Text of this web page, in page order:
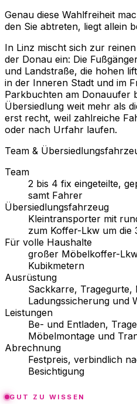
Genau diese Wahlfreiheit
den Sie abtreten, liegt allein
In Linz mischt sich zur
der Donau ein: Die
und Landstraße, die hohen
in der Inneren Stadt und im
Parkbuchten am Donauufer
Übersiedlung weit mehr als
erst recht, weil zahlreiche
oder nach Urfahr laufen.
Team &
Team
2 bis 4 fix eingeteilte,
samt Fahrer
Übersiedlungsfahrzeug
Kleintransporter mit
zum Koffer-Lkw um die
Für volle Haushalte
großer Möbelkoffer-
Kubikmetern
Ausrüstung
Sackkarre, Tragegurte,
Ladungssicherung und
Leistungen
Be- und Entladen,
Möbelmontage und
Abrechnung
Festpreis, verbindlich
Besichtigung
GUT ZU WISSEN